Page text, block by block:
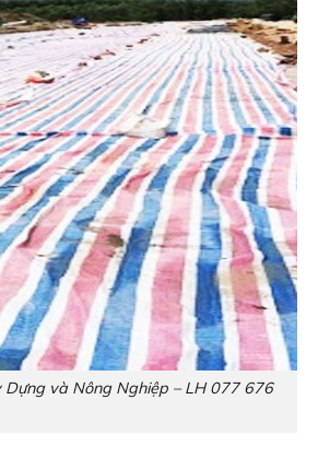
Dựng và Nông Nghiệp – LH 077 676